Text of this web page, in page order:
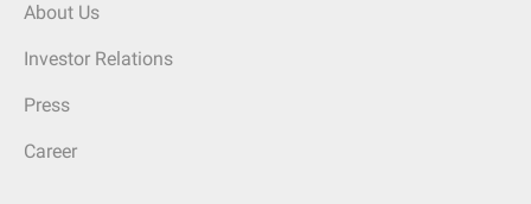
About Us
Investor Relations
Press
Career